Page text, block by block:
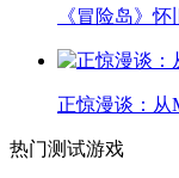
《冒险岛》
正惊漫谈：从
热门测试游戏